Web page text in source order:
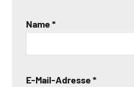
Name*
E-Mail-Adresse*